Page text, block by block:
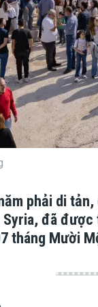
phải di
đã
tháng Mười